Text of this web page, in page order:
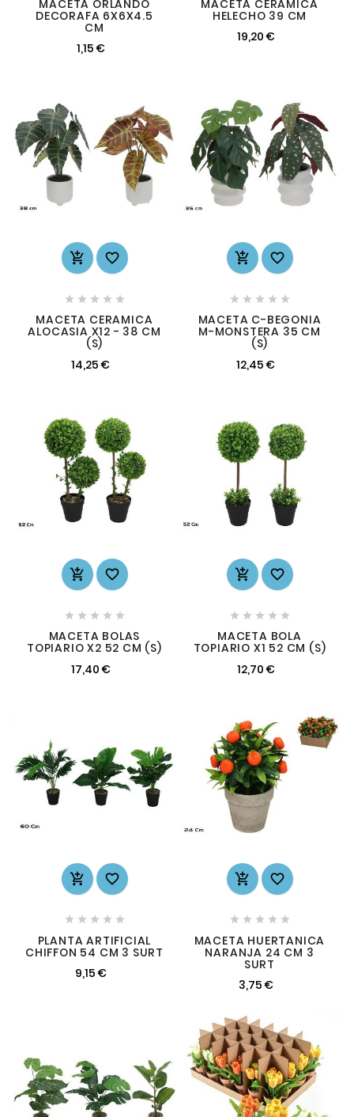
MACETA ORLANDO
DECORAFA 6X6X4.5
CM
1,15 €
MACETA CERAMICA
HELECHO 39 CM
19,20 €
 
    
MACETA CERAMICA
ALOCASIA X12 - 38 CM
(S)
14,25 €
 
    
MACETA C-BEGONIA
M-MONSTERA 35 CM
(S)
12,45 €
 
    
MACETA BOLAS
TOPIARIO X2 52 CM (S)
17,40 €
 
    
MACETA BOLA
TOPIARIO X1 52 CM (S)
12,70 €
 
    
PLANTA ARTIFICIAL
CHIFFON 54 CM 3 SURT
9,15 €
 
    
MACETA HUERTANICA
NARANJA 24 CM 3
SURT
3,75 €